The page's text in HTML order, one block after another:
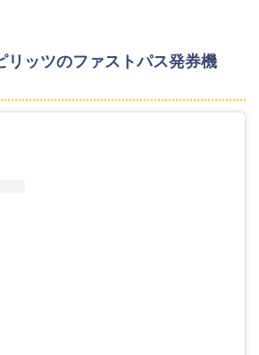
ッツのファストパス発券機